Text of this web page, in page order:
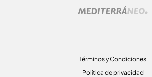
Términos y Condiciones
Política de privacidad